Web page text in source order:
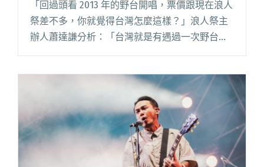
「回過頭看 2013 年的野台開唱，票價跟現在浪人
祭差不多，你就覺得台灣怎麼這樣？」浪人祭主
辦人蕭達謙分析：「台灣就是有遇過一次野台開
從比較低的水準開始。」 閱讀全文 "【吹專訪】
「台灣應該要對『音樂祭做到賺錢』感到驕
傲。」——浪人祭主辦人蕭達謙，聊票價漲幅與
國際化"